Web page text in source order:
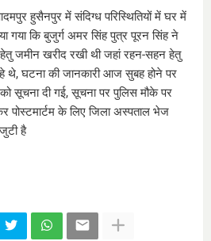
हुसैनपुर में संदिग्ध परिस्थितियों में घर में
गया कि बुजुर्ग अमर सिंह पुत्र पूरन सिंह ने
जमीन खरीद रखी थी जहां रहन-सहन हेतु
थे, घटना की जानकारी आज सुबह होने पर
को सूचना दी गई, सूचना पर पुलिस मौके पर
के लिए जिला अस्पताल भेज
है